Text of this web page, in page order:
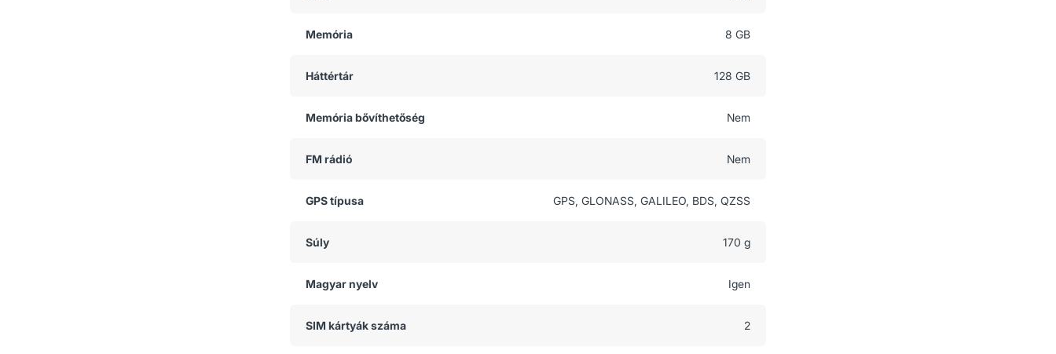
Memória 8 GB
Háttértár 128 GB
Memória bővíthetőség Nem
FM rádió Nem
GPS típusa GPS, GLONASS, GALILEO, BDS, QZSS
Súly 170 g
Magyar nyelv Igen
SIM kártyák száma 2